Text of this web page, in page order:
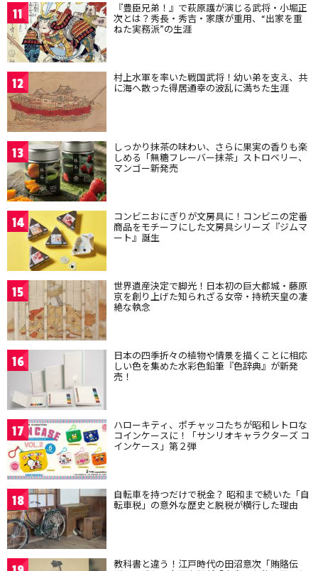
11 『豊臣兄弟！』で萩原護が演じる武将・小堀正
次とは？秀長・秀吉・家康が重用、“出家を重
ねた実務派”の生涯
12 村上水軍を率いた戦国武将！幼い弟を支え、共
に海へ散った得居通幸の波乱に満ちた生涯
13 しっかり抹茶の味わい、さらに果実の香りも楽
しめる「無糖フレーバー抹茶」ストロベリー、
マンゴー新発売
14 コンビニおにぎりが文房具に！コンビニの定番
商品をモチーフにした文房具シリーズ『ジムマ
ート』誕生
15 世界遺産決定で脚光！日本初の巨大都城・藤原
京を創り上げた知られざる女帝・持統天皇の凄
絶な執念
16 日本の四季折々の植物や情景を描くことに相応
しい色を集めた水彩色鉛筆『色辞典』が新発
売！
17 ハローキティ、ポチャッコたちが昭和レトロな
コインケースに！「サンリオキャラクターズ コ
インケース」第２弾
18 自転車を持つだけで税金？ 昭和まで続いた「自
転車税」の意外な歴史と脱税が横行した理由
教科書と違う！江戸時代の田沼意次「賄賂伝